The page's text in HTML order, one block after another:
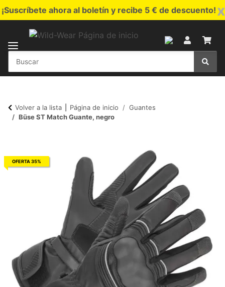
x
¡Suscríbete ahora al boletín y recibe 5 € de descuento!
Volver a la lista Página de inicio
Guantes
Büse ST Match Guante, negro
OFERTA 35%